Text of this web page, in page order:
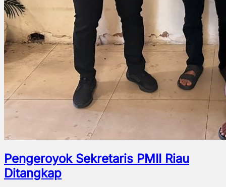
Pengeroyok Sekretaris PMII Riau
Ditangkap